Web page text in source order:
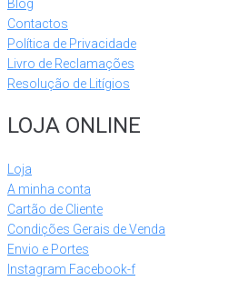
Blog
Contactos
Política de Privacidade
Livro de Reclamações
Resolução de Litígios
LOJA ONLINE
Loja
A minha conta
Cartão de Cliente
Condições Gerais de Venda
Envio e Portes
Instagram Facebook-f